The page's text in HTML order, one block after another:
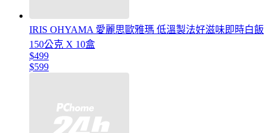
IRIS OHYAMA 愛麗思歐雅瑪 低溫製法好滋味即時白飯
150公克 X 10盒
$499
$599